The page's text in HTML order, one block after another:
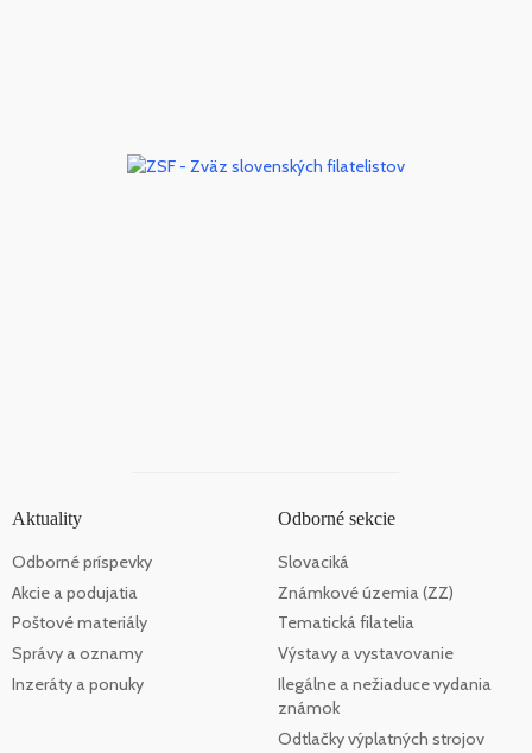
Aktuality
Odborné príspevky
Akcie a podujatia
Poštové materiály
Správy a oznamy
Inzeráty a ponuky
Odborné sekcie
Slovaciká
Známkové územia (ZZ)
Tematická filatelia
Výstavy a vystavovanie
Ilegálne a nežiaduce vydania
známok
Odtlačky výplatných strojov